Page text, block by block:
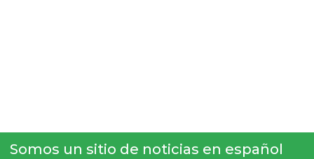
Somos un sitio de noticias en español